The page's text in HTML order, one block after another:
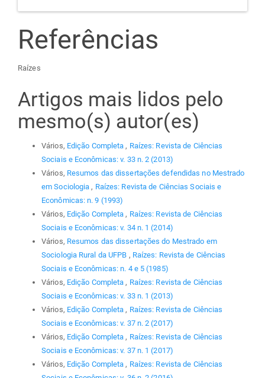
Referências
Raízes
Artigos mais lidos pelo
mesmo(s) autor(es)
Vários, Edição Completa, Raízes: Revista de Ciências
Sociais e Econômicas: v. 33 n. 2 (2013)
Vários, Resumos das dissertações defendidas no Mestrado
em Sociologia, Raízes: Revista de Ciências Sociais e
Econômicas: n. 9 (1993)
Vários, Edição Completa, Raízes: Revista de Ciências
Sociais e Econômicas: v. 34 n. 1 (2014)
Vários, Resumos das dissertações do Mestrado em
Sociologia Rural da UFPB , Raízes: Revista de Ciências
Sociais e Econômicas: n. 4 e 5 (1985)
Vários, Edição Completa, Raízes: Revista de Ciências
Sociais e Econômicas: v. 33 n. 1 (2013)
Vários, Edição Completa, Raízes: Revista de Ciências
Sociais e Econômicas: v. 37 n. 2 (2017)
Vários, Edição Completa, Raízes: Revista de Ciências
Sociais e Econômicas: v. 37 n. 1 (2017)
Vários, Edição Completa, Raízes: Revista de Ciências